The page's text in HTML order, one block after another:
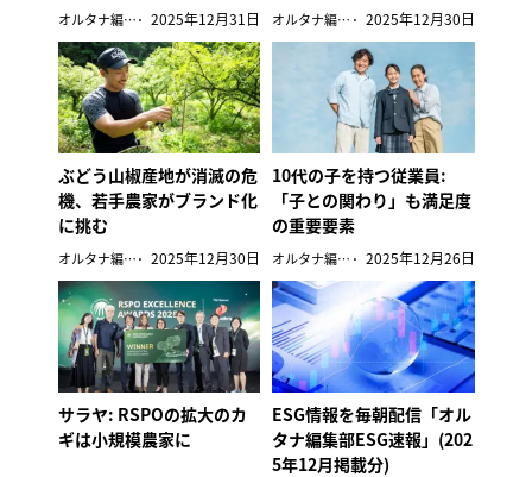
オルタナ編集部 2025年12月31日 オルタナ編集部 2025年12月30日
ぶどう山椒産地が消滅の危
機、若手農家がブランド化
に挑む
オルタナ編集部 2025年12月30日
10代の子を持つ従業員:
「子との関わり」も満足度
の重要要素
オルタナ編集部 2025年12月26日
サラヤ: RSPOの拡大のカ
ギは小規模農家に
ESG情報を毎朝配信「オル
タナ編集部ESG速報」(202
5年12月掲載分)